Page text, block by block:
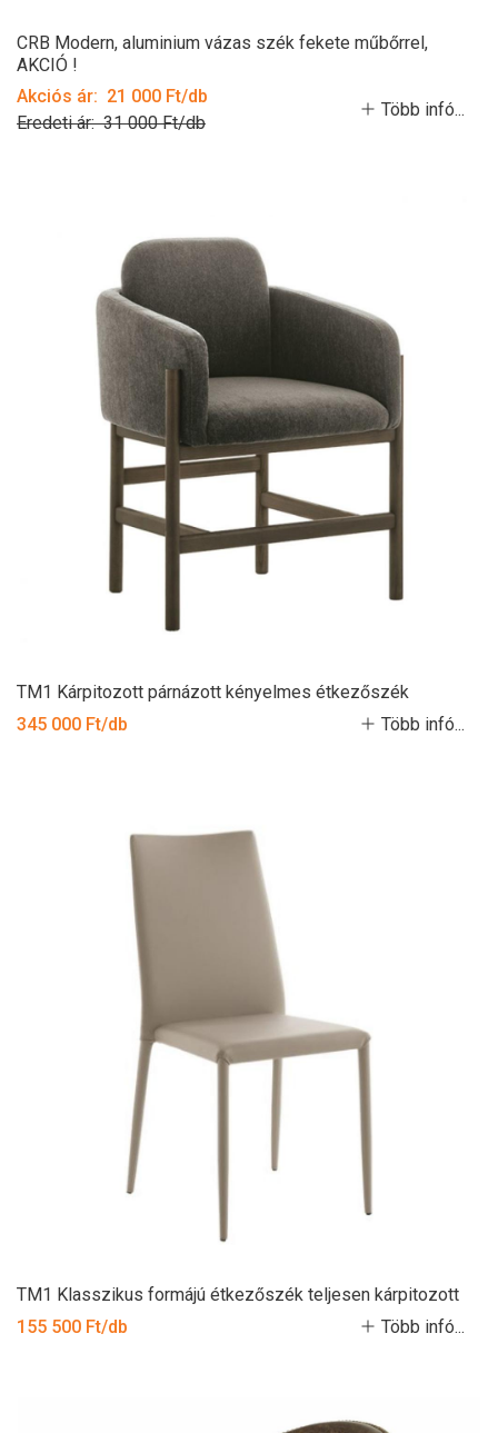
CRB Modern, aluminium vázas szék fekete műbőrrel,
AKCIÓ !
Akciós ár: 21 000 Ft/db
Eredeti ár: 31 000 Ft/db
Több infó...
TM1 Kárpitozott párnázott kényelmes étkezőszék
345 000 Ft/db
Több infó...
TM1 Klasszikus formájú étkezőszék teljesen kárpitozott
155 500 Ft/db
Több infó...